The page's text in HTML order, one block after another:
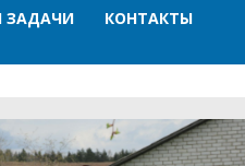
ЗАДАЧИ КОНТАКТЫ